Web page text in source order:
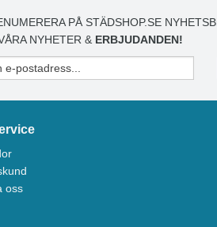
PÅ STÄDSHOP.SE
NYHETER & ERBJUDANDEN!
oss